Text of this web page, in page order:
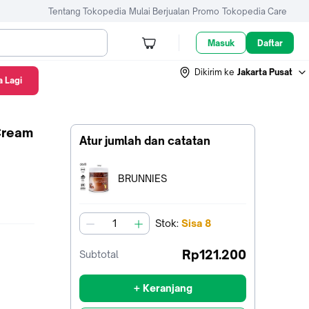
Tentang Tokopedia Mulai Berjualan Promo Tokopedia Care
Masuk Daftar
Dikirim ke Jakarta Pusat
Atur jumlah dan catatan
Terpilih:
BRUNNIES
jumlah Stok: Sisa 8
Subtotal Rp121.200
+ Keranjang
Lagi